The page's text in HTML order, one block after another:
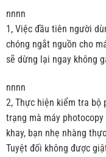
nnnn
1, Việc đầu tiên người
chóng ngắt nguồn cho
sẽ dừng lại ngay không
nnnn
2, Thực hiện kiểm tra bộ
trạng mà máy
khay, bạn nhẹ nhàng
Tuyệt đối không được